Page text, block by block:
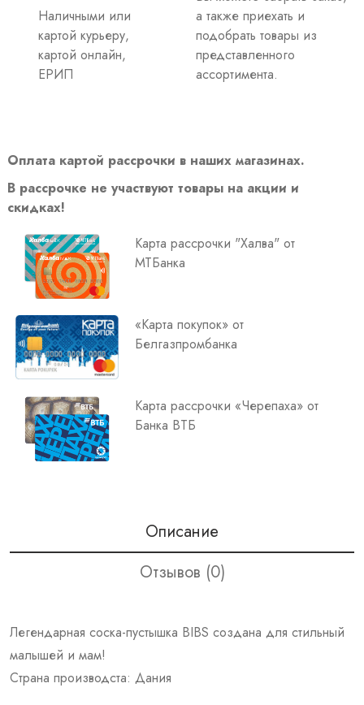
Наличными или
картой курьеру,
картой онлайн,
ЕРИП
а также приехать и
подобрать товары из
представленного
ассортимента.
Оплата картой рассрочки в наших магазинах.
В рассрочке не участвуют товары на акции и
скидках!
Карта рассрочки "Халва" от
МТБанка
«Карта покупок» от
Белгазпромбанка
Карта рассрочки «Черепаха» от
Банка ВТБ
Описание
Отзывов (0)
Легендарная соска-пустышка BIBS создана для стильный
малышей и мам!
Страна производста: Дания